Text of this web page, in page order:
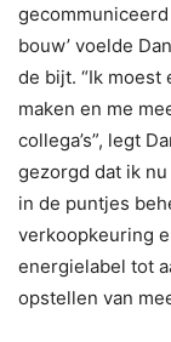
gecommuniceerd
bouw’ voelde
de bijt. “Ik moest
maken en me
collega’s”, legt
gezorgd dat ik
in de puntjes
verkoopkeuring
energielabel tot
opstellen van